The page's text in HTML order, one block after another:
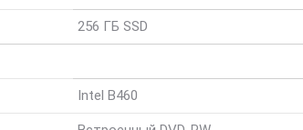
256 ГБ SSD
Intel B460